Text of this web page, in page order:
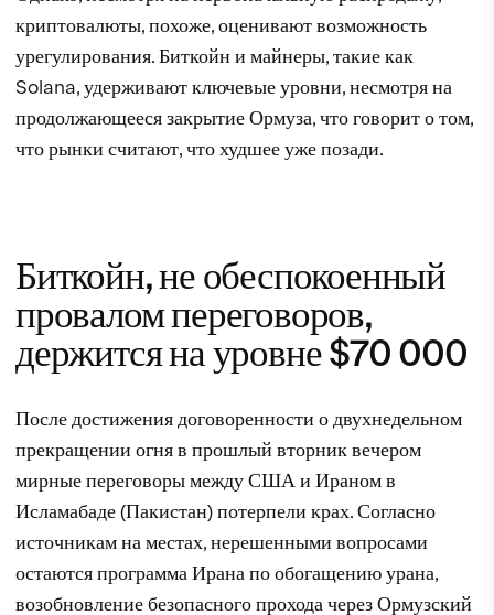
криптовалюты, похоже, оценивают возможность
урегулирования. Биткойн и майнеры, такие как
Solana, удерживают ключевые уровни, несмотря на
продолжающееся закрытие Ормуза, что говорит о том,
что рынки считают, что худшее уже позади.
Биткойн, не обеспокоенный
провалом переговоров,
держится на уровне $70 000
После достижения договоренности о двухнедельном
прекращении огня в прошлый вторник вечером
мирные переговоры между США и Ираном в
Исламабаде (Пакистан) потерпели крах. Согласно
источникам на местах, нерешенными вопросами
остаются программа Ирана по обогащению урана,
возобновление безопасного прохода через Ормузский